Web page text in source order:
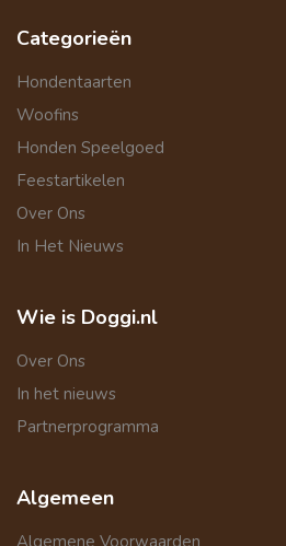
Categorieën
Hondentaarten
Woofins
Honden Speelgoed
Feestartikelen
Over Ons
In Het Nieuws
Wie is Doggi.nl
Over Ons
In het nieuws
Partnerprogramma
Algemeen
Algemene Voorwaarden